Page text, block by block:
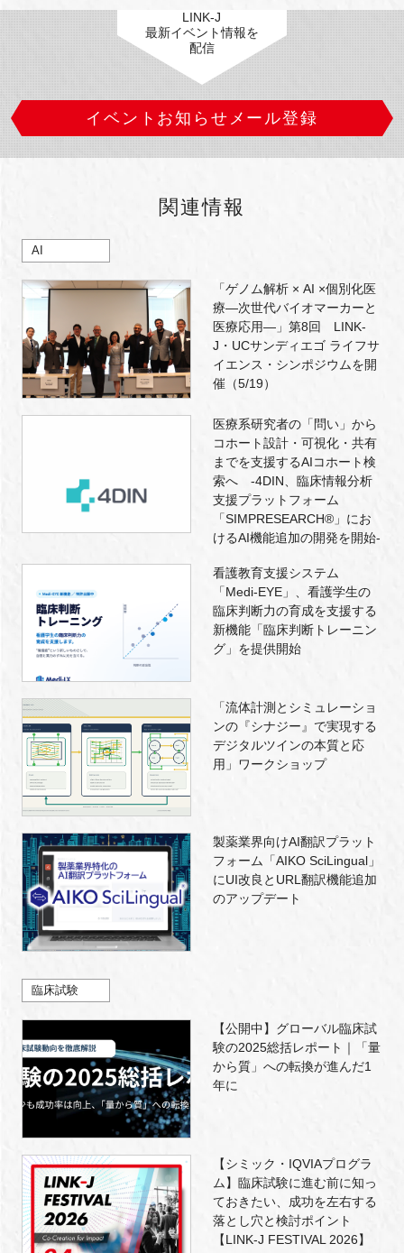
LINK-J
最新イベント情報を
配信
イベントお知らせメール登録
関連情報
AI
「ゲノム解析 × AI ×個別化医
療―次世代バイオマーカーと
医療応用―」第8回 LINK-
J・UCサンディエゴ ライフサ
イエンス・シンポジウムを開
催（5/19）
医療系研究者の「問い」から
コホート設計・可視化・共有
までを支援するAIコホート検
索へ -4DIN、臨床情報分析
支援プラットフォーム
「SIMPRESEARCH®」にお
けるAI機能追加の開発を開始-
看護教育支援システム
「Medi-EYE」、看護学生の
臨床判断力の育成を支援する
新機能「臨床判断トレーニン
グ」を提供開始
「流体計測とシミュレーショ
ンの『シナジー』で実現する
デジタルツインの本質と応
用」ワークショップ
製薬業界向けAI翻訳プラット
フォーム「AIKO SciLingual」
にUI改良とURL翻訳機能追加
のアップデート
臨床試験
【公開中】グローバル臨床試
験の2025総括レポート｜「量
から質」への転換が進んだ1
年に
【シミック・IQVIAプログラ
ム】臨床試験に進む前に知っ
ておきたい、成功を左右する
落とし穴と検討ポイント
【LINK-J FESTIVAL 2026】